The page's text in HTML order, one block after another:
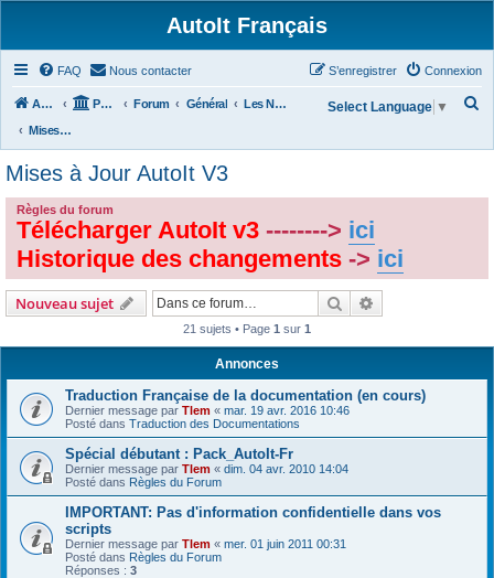
AutoIt Français
FAQ Nous contacter Connexion
S’enregistrer
Accueil Portail Forum Général
Les Nouvelles d'AutoIt
Mises à Jour AutoIt V3
Select Language ▼
Mises à Jour AutoIt V3
Règles du forum
Télécharger AutoIt v3 --------> ici
Historique des changements -> ici
Nouveau sujet Rechercher
21 sujets • Page 1 sur 1
Annonces
Traduction Française de la documentation (en cours)
Dernier message par Tlem « mar. 19 avr. 2016 10:46
Posté dans Traduction des Documentations
Spécial débutant : Pack_AutoIt-Fr
Dernier message par Tlem « dim. 04 avr. 2010 14:04
Posté dans Règles du Forum
IMPORTANT: Pas d'information confidentielle dans vos
scripts
Dernier message par Tlem « mer. 01 juin 2011 00:31
Posté dans Règles du Forum
Réponses : 3